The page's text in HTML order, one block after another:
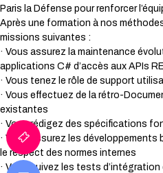
Paris la Défense pour renforcer
Après une formation à nos
missions suivantes :
· Vous assurez la maintenance
applications C# d’accès aux APIs
· Vous tenez le rôle de support
· Vous effectuez de la rétro-
existantes
· Vous rédigez des spécifications
· Vous assurez les
le respect des normes internes
· Vous suivez les tests